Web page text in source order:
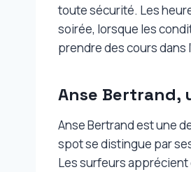
toute sécurité. Les
soirée, lorsque les
prendre des cours dans
Anse
Anse Bertrand est une
spot se distingue par
Les surfeurs